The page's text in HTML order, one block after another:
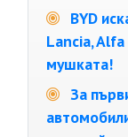
BYD
Lancia,
мушката!
За